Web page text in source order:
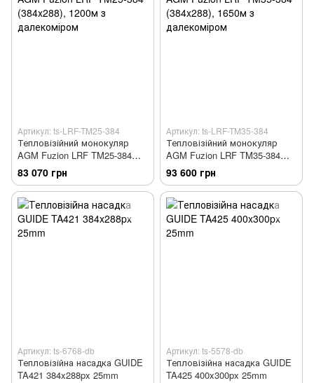
Артикул: ts-LRF-TM25-384
Тепловізійний монокуляр
AGM Fuzion LRF TM25-384
(384x288), 1200м з
далекоміром
83 070 грн
Артикул: ts-LRF-TM35-384
Тепловізійний монокуляр
AGM Fuzion LRF TM35-384
(384x288), 1650м з
далекоміром
93 600 грн
Артикул: ts-6768-db
Тепловізійна насадка GUIDE
TA421 384x288px 25mm
Артикул: ts-5578-db
Тепловізійна насадка GUIDE
TA425 400x300px 25mm